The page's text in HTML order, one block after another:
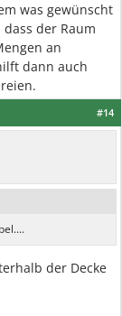
was gewünscht
der Raum
an
dann auch
#14
der Decke